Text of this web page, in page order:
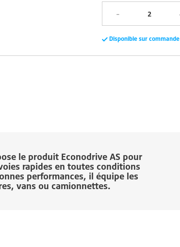
Disponible sur commande
le produit Econodrive ASpour
rapides en toutes conditions
performances, il équipe les
vans ou camionnettes.